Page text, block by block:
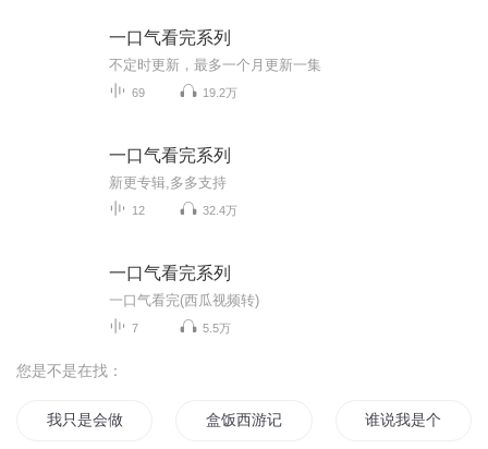
一口气看完系列
不定时更新，最多一个月更新一集
69 19.2万
一口气看完系列
新更专辑,多多支持
12 32.4万
一口气看完系列
一口气看完(西瓜视频转)
7 5.5万
您是不是在找：
我只是会做饭而已 盒饭西游记 谁说我是个饭桶